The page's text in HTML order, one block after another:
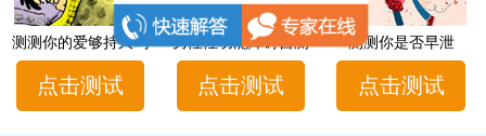
测测你的爱够持久吗
点击测试
男性性功能障碍自测
点击测试
测测你是否早泄
点击测试